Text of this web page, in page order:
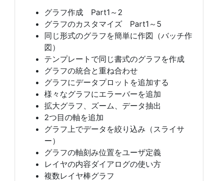
グラフ作成 Part1～2
グラフのカスタマイズ Part1～5
同じ形式のグラフを簡単に作図（バッチ作
図）
テンプレートで同じ書式のグラフを作成
グラフの統合と重ね合わせ
グラフにデータプロットを追加する
様々なグラフにエラーバーを追加
拡大グラフ、ズーム、データ抽出
2つ目の軸を追加
グラフ上でデータを絞り込み（スライサ
ー）
グラフの軸刻み位置をユーザ定義
レイヤの内容ダイアログの使い方
複数レイヤ棒グラフ